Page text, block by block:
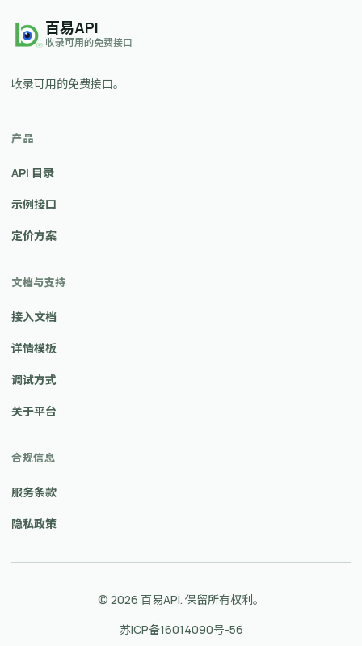
百易API
收录可用的免费接口
收录可用的免费接口。
产品
API 目录
示例接口
定价方案
文档与支持
接入文档
详情模板
调试方式
关于平台
合规信息
服务条款
隐私政策
© 2026 百易API. 保留所有权利。
苏ICP备16014090号-56